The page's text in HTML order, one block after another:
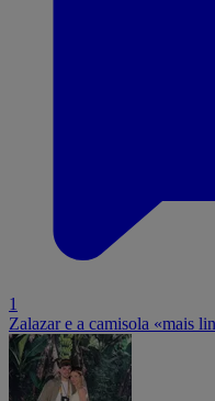
1
Zalazar e a camisola «mais